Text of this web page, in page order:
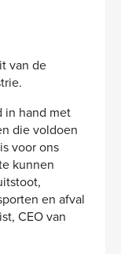
van de
in hand met
die voldoen
voor ons
kunnen
en afval
CEO van